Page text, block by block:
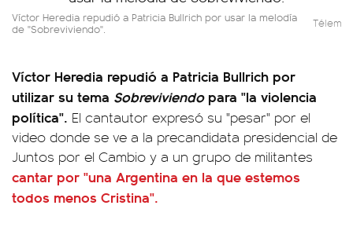
Víctor Heredia repudió a Patricia Bullrich por usar la melodía
de "Sobreviviendo". Télem
Víctor Heredia repudió a Patricia Bullrich por
utilizar su tema Sobreviviendopara "la violencia
política". El cantautor expresó su "pesar" por el
video donde se ve a la precandidata presidencial de
Juntos por el Cambio y a un grupo de militantes
cantar por "una Argentina en la que estemos
todos menos Cristina".